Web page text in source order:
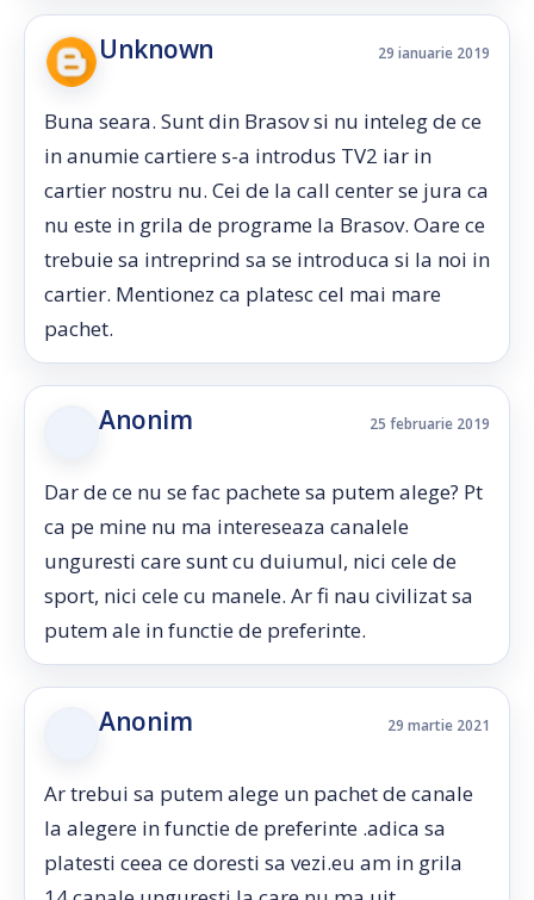
Unknown 29 ianuarie 2019
Buna seara. Sunt din Brasov si nu inteleg de ce
in anumie cartiere s-a introdus TV2 iar in
cartier nostru nu. Cei de la call center se jura ca
nu este in grila de programe la Brasov. Oare ce
trebuie sa intreprind sa se introduca si la noi in
cartier. Mentionez ca platesc cel mai mare
pachet.
Anonim 25 februarie 2019
Dar de ce nu se fac pachete sa putem alege? Pt
ca pe mine nu ma intereseaza canalele
unguresti care sunt cu duiumul, nici cele de
sport, nici cele cu manele. Ar fi nau civilizat sa
putem ale in functie de preferinte.
Anonim 29 martie 2021
Ar trebui sa putem alege un pachet de canale
la alegere in functie de preferinte .adica sa
platesti ceea ce doresti sa vezi.eu am in grila